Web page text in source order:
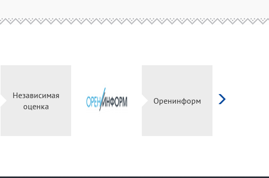
Независимая
оценка
Оренинформ